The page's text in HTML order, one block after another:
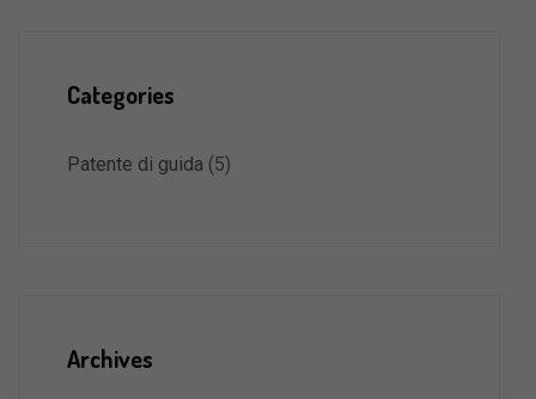
Categories
Patente di guida (5)
Archives